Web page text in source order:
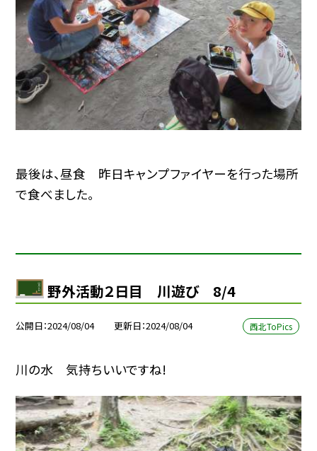
最後は、昼食 昨日キャンプファイヤーを行った場所
で食べました。
野外活動２日目 川遊び 8/4
公開日 2024/08/04 更新日 2024/08/04 西北ToPics
川の水 気持ちいいですね!